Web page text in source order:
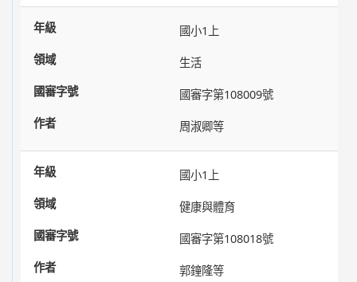
國小1上
生活
國審字第108009號
周淑卿等
國小1上
健康與體育
國審字第108018號
郭鐘隆等